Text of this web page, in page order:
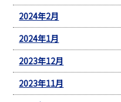
2024年2月
2024年1月
2023年12月
2023年11月